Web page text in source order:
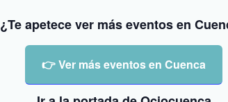
¿Te apetece ver más eventos en
👉 Ver más eventos en Cuenca